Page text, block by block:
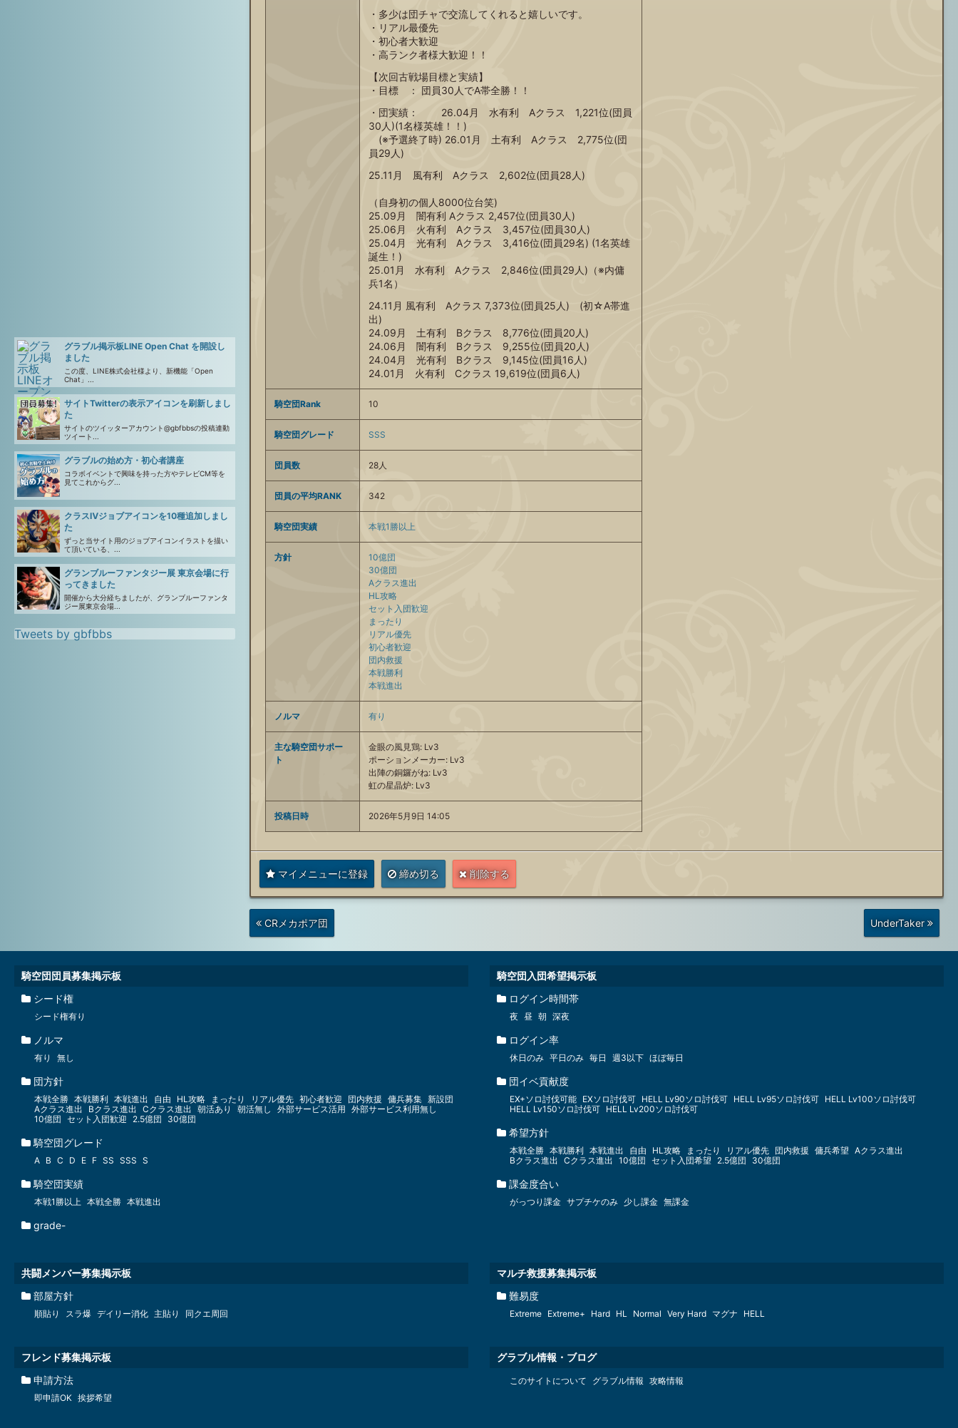
グラブル掲示板LINE Open Chat を開設し
ました
この度、LINE株式会社様より、新機能「Open
Chat」...
サイトTwitterの表示アイコンを刷新しまし
た
サイトのツイッターアカウント@gbfbbsの投稿連動
ツイート...
グラブルの始め方・初心者講座
コラボイベントで興味を持った方やテレビCM等を
見てこれからグ...
クラスⅣジョブアイコンを10種追加しまし
た
ずっと当サイト用のジョブアイコンイラストを描い
て頂いている、...
グランブルーファンタジー展 東京会場に行
ってきました
開催から大分経ちましたが、グランブルーファンタ
ジー展東京会場...
Tweets by gbfbbs
・多少は団チャで交流してくれると嬉しいです。
・リアル最優先
・初心者大歓迎
・高ランク者様大歓迎！！
【次回古戦場目標と実績】
・目標 ： 団員30人でA帯全勝！！
・団実績： 26.04月 水有利 Aクラス 1,221位(団員
30人)(1名様英雄！！)
(※予選終了時) 26.01月 土有利 Aクラス 2,775位(団
員29人)
25.11月 風有利 Aクラス 2,602位(団員28人)
（自身初の個人8000位台笑)
25.09月 闇有利 Aクラス 2,457位(団員30人)
25.06月 火有利 Aクラス 3,457位(団員30人)
25.04月 光有利 Aクラス 3,416位(団員29名) (1名英雄
誕生！)
25.01月 水有利 Aクラス 2,846位(団員29人)（※内傭
兵1名）
24.11月 風有利 Aクラス 7,373位(団員25人) (初☆A帯進
出)
24.09月 土有利 Bクラス 8,776位(団員20人)
24.06月 闇有利 Bクラス 9,255位(団員20人)
24.04月 光有利 Bクラス 9,145位(団員16人)
24.01月 火有利 Cクラス 19,619位(団員6人)
騎空団Rank 10
騎空団グレード SSS
団員数 28人
団員の平均RANK 342
騎空団実績 本戦1勝以上
方針
10億団
30億団
Aクラス進出
HL攻略
セット入団歓迎
まったり
リアル優先
初心者歓迎
団内救援
本戦勝利
本戦進出
ノルマ 有り
主な騎空団サポー
ト
金眼の風見鶏: Lv3
ポーションメーカー: Lv3
出陣の銅鑼がね: Lv3
虹の星晶炉: Lv3
投稿日時 2026年5月9日 14:05
マイメニューに登録 締め切る 削除する
次
の
投
CRメカポア団
前
の
投
UnderTaker
騎空団団員募集掲示板
シード権
シード権有り
ノルマ
有り 無し
団方針
本戦全勝 本戦勝利 本戦進出 自由 HL攻略 まったり リアル優先 初心者歓迎 団内救援 傭兵募集 新設団
Aクラス進出
Bクラス進出 Cクラス進出 朝活あり 朝活無し 外部サービス活用 外部サービス利用無し
10億団 セット入団歓迎 2.5億団 30億団
騎空団グレード
A B C D E F SS SSS S
騎空団実績
本戦1勝以上 本戦全勝 本戦進出
grade-
騎空団入団希望掲示板
ログイン時間帯
夜 昼 朝 深夜
ログイン率
休日のみ 平日のみ 毎日 週3以下 ほぼ毎日
団イベ貢献度
EX+ソロ討伐可能 EXソロ討伐可 HELL Lv90ソロ討伐可 HELL Lv95ソロ討伐可 HELL Lv100ソロ討伐可
HELL Lv150ソロ討伐可 HELL Lv200ソロ討伐可
希望方針
本戦全勝 本戦勝利 本戦進出 自由 HL攻略 まったり リアル優先 団内救援 傭兵希望 Aクラス進出
Bクラス進出 Cクラス進出 10億団 セット入団希望 2.5億団 30億団
課金度合い
がっつり課金 サプチケのみ 少し課金 無課金
共闘メンバー募集掲示板
部屋方針
順貼り スラ爆 デイリー消化 主貼り 同クエ周回
マルチ救援募集掲示板
難易度
Extreme Extreme+ Hard HL Normal Very Hard マグナ HELL
フレンド募集掲示板
申請方法
即申請OK 挨拶希望
グラブル情報・ブログ
このサイトについて グラブル情報 攻略情報